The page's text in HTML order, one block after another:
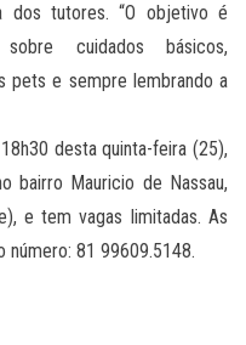
tutores. “O objetivo é
cuidados básicos,
pets e sempre lembrando a
desta quinta-feira (25),
bairro Mauricio de Nassau,
e tem vagas limitadas. As
número: 81 99609.5148.